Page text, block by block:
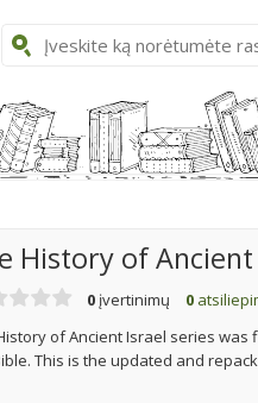
History of
0 įvertinimų 0
of Ancient Israel series
This is the updated and